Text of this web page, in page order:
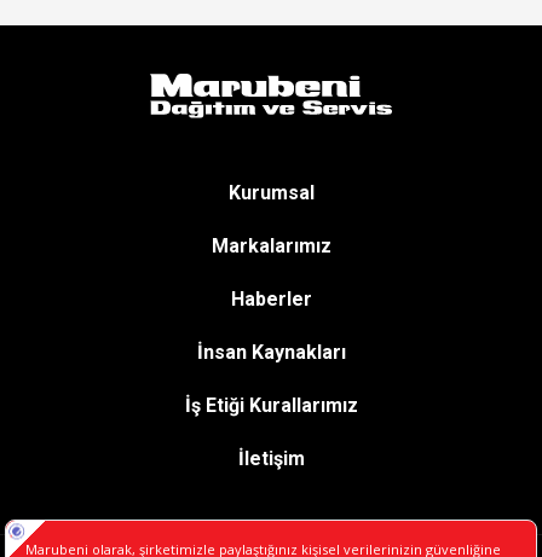
Kurumsal
Markalarımız
Haberler
İnsan Kaynakları
İş Etiği Kurallarımız
İletişim